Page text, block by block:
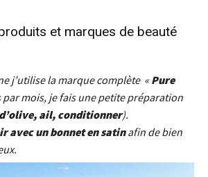
et marques de beauté
j’utilise la marque complète «Pure
mois, je fais une petite préparation
ail, conditionner).
avec un bonnet en satinafin de bien